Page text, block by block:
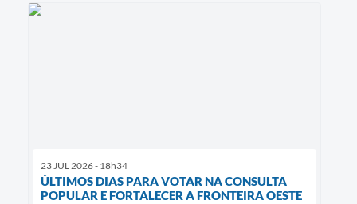
23 JUL 2026 - 18h34
ÚLTIMOS DIAS PARA VOTAR NA CONSULTA
POPULAR E FORTALECER A FRONTEIRA OESTE